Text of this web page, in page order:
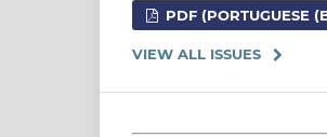
PDF (PORTUGUESE
VIEW ALL ISSUES